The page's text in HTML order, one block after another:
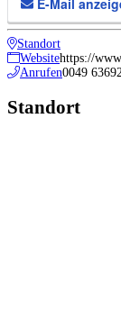
E-Mail
Standort
Websitehttps://
Anrufen0049
Standort